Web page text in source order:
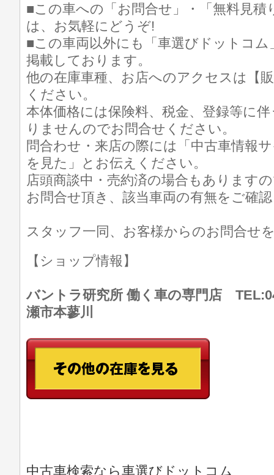
■この車への「お問合せ」・「無料見積
は、お気軽にどうぞ!
■この車両以外にも「車選びドットコ
掲載しております。
他の在庫車種、お店へのアクセスは【
ください。
本体価格には保険料、税金、登録等に
りませんのでお問合せください。
問合わせ・来店の際には「中古車情報
を見た」とお伝えください。
店頭商談中・売約済の場合もあります
お問合せ頂き、該当車両の有無をご確
スタッフ一同、お客様からのお問合せ
【ショップ情報】
バントラ研究所 働く車の専門店
瀬市本蓼川
中古車検索なら車選びドットコム